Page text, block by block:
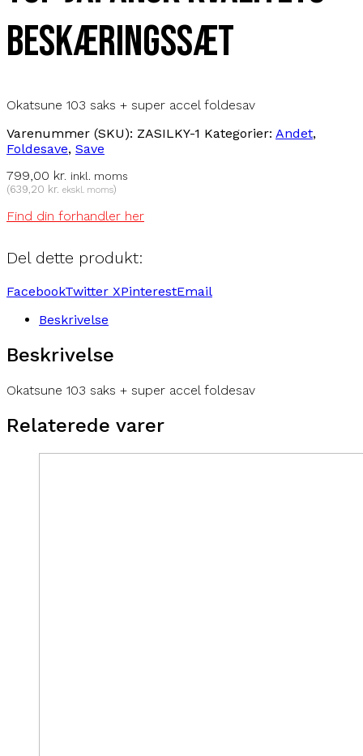
beskæringssæt
Okatsune 103 saks + super accel foldesav
Varenummer (SKU): ZASILKY-1 Kategorier: Andet,
Foldesave, Save
799,00 kr. inkl. moms
(639,20 kr. ekskl. moms)
Find din forhandler her
Del dette produkt:
FacebookTwitter XPinterestEmail
Beskrivelse
Beskrivelse
Okatsune 103 saks + super accel foldesav
Relaterede varer